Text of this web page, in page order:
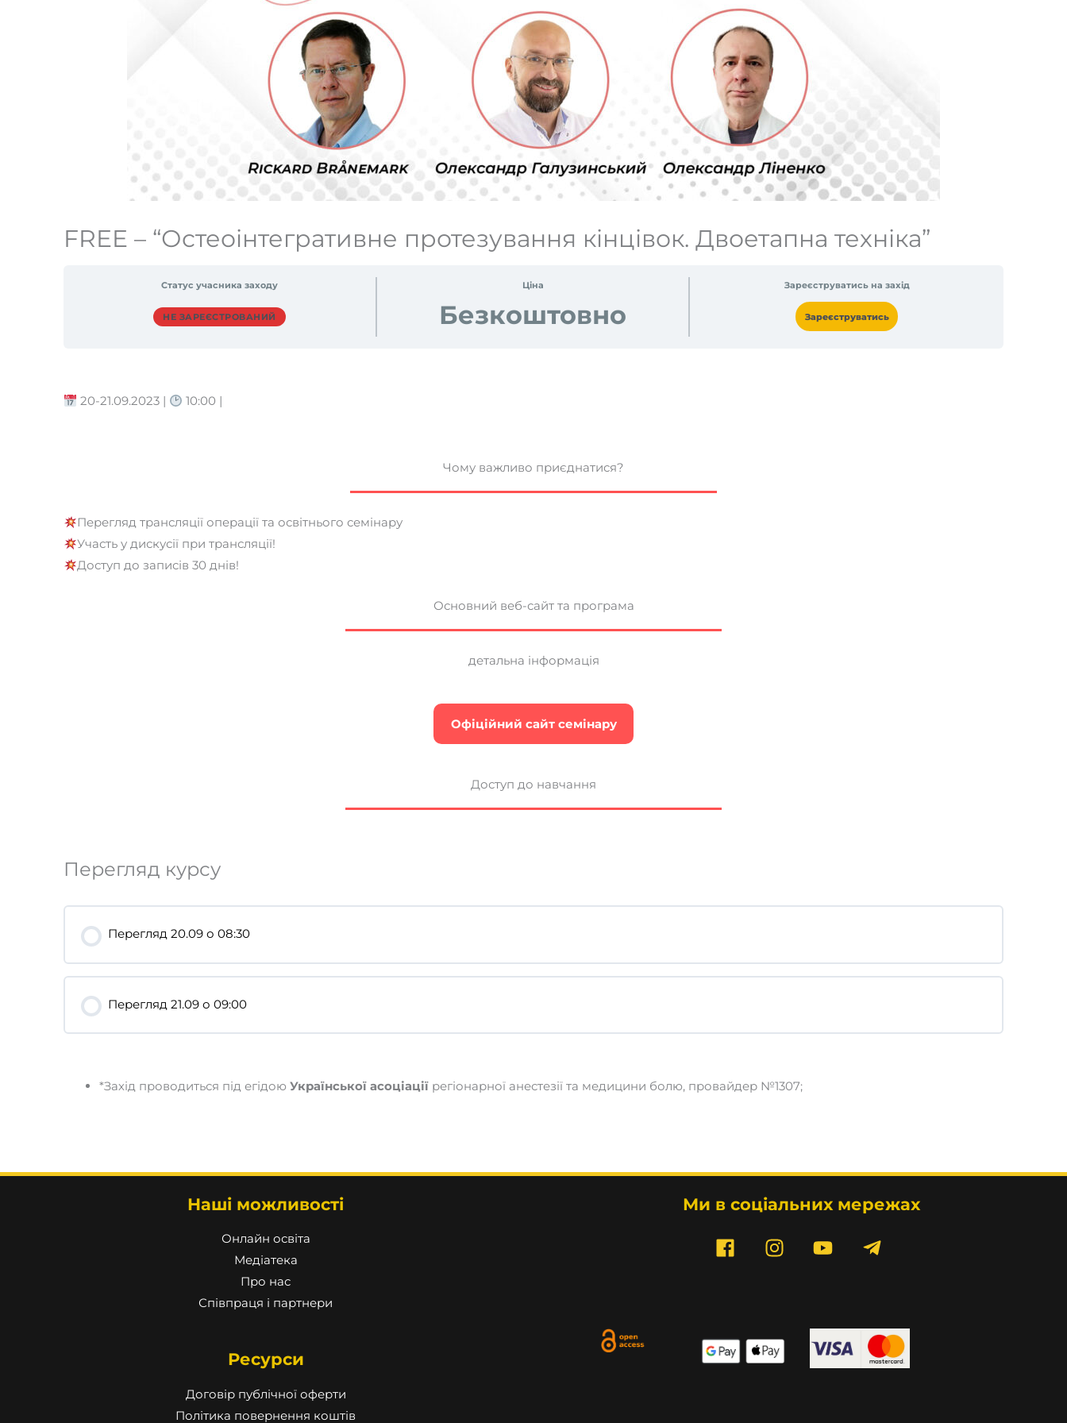
FREE – “Остеоінтегративне протезування кінцівок. Двоетапна техніка”
Статус учасника заходу
НЕ ЗАРЕЄСТРОВАНИЙ
Ціна
Безкоштовно
Зареєструватись на захід
Зареєструватись
20-21.09.2023 | 10:00 |
Чому важливо приєднатися?
Перегляд трансляції операції та освітнього семінару
Участь у дискусії при трансляції!
Доступ до записів 30 днів!
Основний веб-сайт та програма
детальна інформація
Офіційний сайт семінару
Доступ до навчання
Перегляд курсу
Перегляд 20.09 о 08:30
Перегляд 21.09 о 09:00
*Захід проводиться під егідою Української асоціації регіонарної анестезії та медицини болю, провайдер №1307;
Наші можливості
Онлайн освіта
Медіатека
Про нас
Співпраця і партнери
Ресурси
Договір публічної оферти
Політика повернення коштів
Ми в соціальних мережах